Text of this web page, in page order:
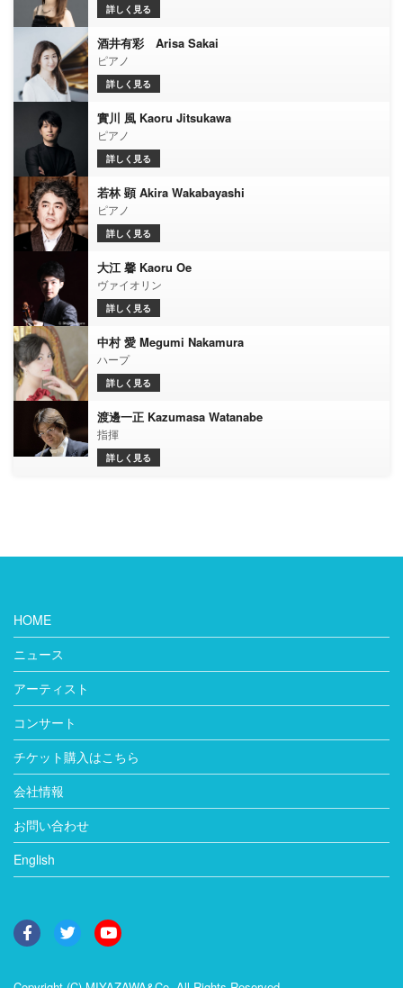
詳しく見る
酒井有彩 Arisa Sakai
ピアノ
詳しく見る
實川 風 Kaoru Jitsukawa
ピアノ
詳しく見る
若林 顕 Akira Wakabayashi
ピアノ
詳しく見る
大江 馨 Kaoru Oe
ヴァイオリン
詳しく見る
中村 愛 Megumi Nakamura
ハープ
詳しく見る
渡邊一正 Kazumasa Watanabe
指揮
詳しく見る
HOME
ニュース
アーティスト
コンサート
チケット購入はこちら
会社情報
お問い合わせ
English